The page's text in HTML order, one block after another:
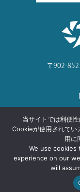
〒902-
当サイトでは利便
Cookieが使用されてい
用に
We use
experience on our
will